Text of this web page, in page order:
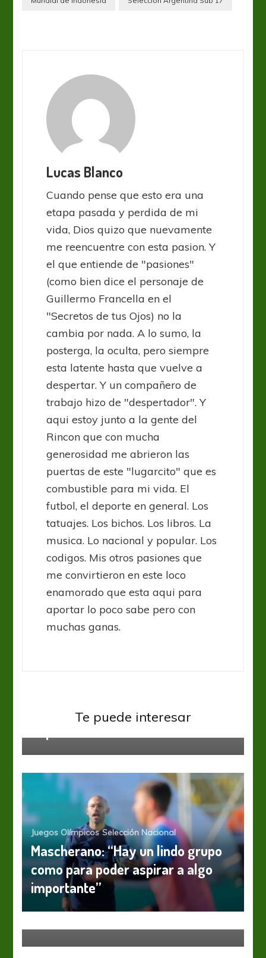
Lucas Blanco
Cuando pense que esto era una
etapa pasada y perdida de mi
vida, Dios quizo que nuevamente
me reencuentre con esta pasion. Y
el que entiende de "pasiones"
(como bien dice el personaje de
Guillermo Francella en el
"Secretos de tus Ojos) no la
cambia por nada. A lo sumo, la
posterga, la oculta, pero siempre
esta latente hasta que vuelve a
despertar. Y un compañero de
trabajo hizo de "despertador". Y
aqui estoy junto a la gente del
Rincon que con mucha
generosidad me abrieron las
puertas de este "lugarcito" que es
combustible para mi vida. El
futbol, el deporte en general. Los
tatuajes. Los bichos. Los libros. La
musica. Lo nacional y popular. Los
codigos. Mis otros pasiones que
me convirtieron en este loco
enamorado que esta aqui para
aportar lo poco sabe pero con
muchas ganas.
Te puede interesar
Repartieron unidades
Juegos Olímpicos Selección Nacional
Mascherano: “Hay un lindo grupo
como para poder aspirar a algo
importante”
Sub 17 Torneos Juveniles
U17WC: Inglaterra campeón y